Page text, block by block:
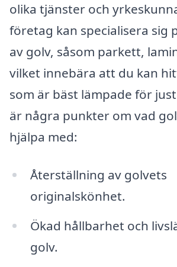
olika tjänster och
företag kan specialisera sig
av golv, såsom parkett,
vilket innebära att du kan
som är bäst lämpade för
är några punkter om vad
hjälpa med:
Återställning av golvets
originalskönhet.
Ökad hållbarhet och
golv.